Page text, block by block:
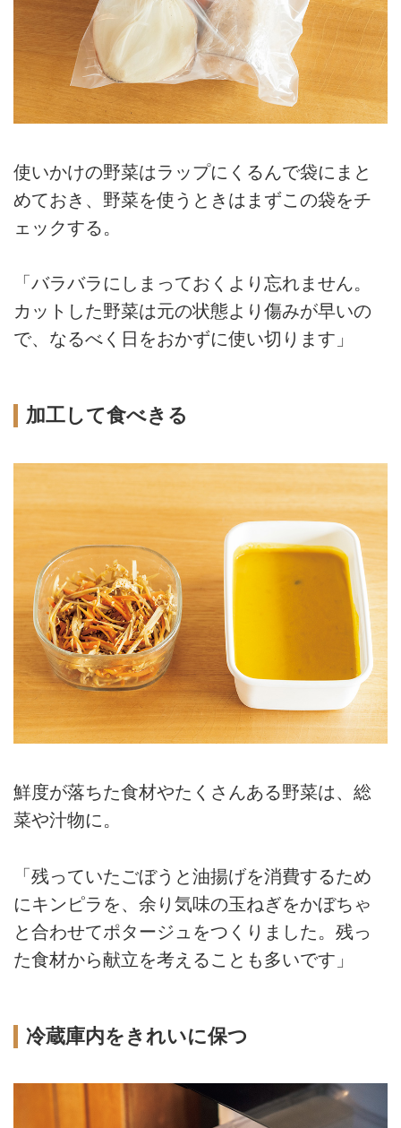
使いかけの野菜はラップにくるんで袋にまと
めておき、野菜を使うときはまずこの袋をチ
ェックする。
「バラバラにしまっておくより忘れません。
カットした野菜は元の状態より傷みが早いの
で、なるべく日をおかずに使い切ります」
加工して食べきる
鮮度が落ちた食材やたくさんある野菜は、総
菜や汁物に。
「残っていたごぼうと油揚げを消費するため
にキンピラを、余り気味の玉ねぎをかぼちゃ
と合わせてポタージュをつくりました。残っ
た食材から献立を考えることも多いです」
冷蔵庫内をきれいに保つ